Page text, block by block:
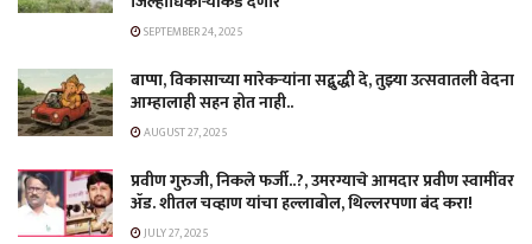
SEPTEMBER 24, 2025
बाप्पा, विकासाच्या मारेकऱ्यांना सद्बुद्धी दे, तुझ्या उत्सवातली वेदना
आम्हालाही सहन होत नाही..
AUGUST 27, 2025
प्रवीण गुरुजी, निकले फर्जी..?, उमरग्याचे आमदार प्रवीण स्वामींवर
ॲड. शीतल चव्हाण यांचा हल्लाबोल, थिल्लरपणा बंद करा!
JULY 27, 2025